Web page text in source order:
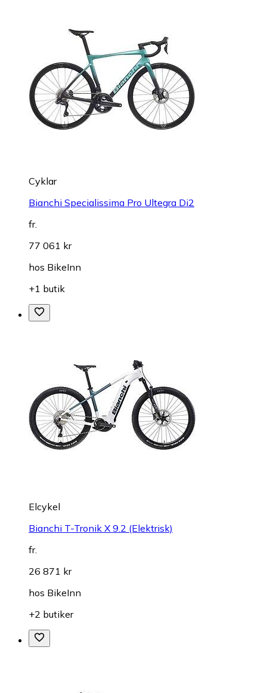
Cyklar
Bianchi Specialissima Pro Ultegra Di2
fr.
77 061 kr
hos BikeInn
+1 butik
Elcykel
Bianchi T-Tronik X 9.2 (Elektrisk)
fr.
26 871 kr
hos BikeInn
+2 butiker